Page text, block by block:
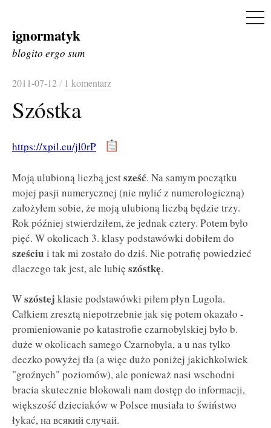
Skip
to
ignormatyk
blogito ergo sum
2011-07-12/ 1 komentarz
Szóstka
https://xpil.eu/jl0rP
Moją ulubioną liczbą jestsześć. Na samym początku
mojej pasji numerycznej (nie mylić z numerologiczną)
założyłem sobie, że moją ulubioną liczbą będzie trzy.
Rok później stwierdziłem, że jednak cztery. Potem było
pięć. W okolicach 3. klasy podstawówki dobiłem do
sześciu i tak mi zostało do dziś. Nie potrafię powiedzieć
dlaczego tak jest, ale lubię szóstkę.
Wszóstej klasie podstawówki piłem płyn Lugola.
Całkiem zresztą niepotrzebnie jak się potem okazało -
promieniowanie po katastrofie czarnobylskiej było b.
duże w okolicach samego Czarnobyla, a u nas tylko
deczko powyżej tła (a więc dużo poniżej jakichkolwiek
"groźnych" poziomów), ale ponieważ nasi wschodni
bracia skutecznie blokowali nam dostęp do informacji,
większość dzieciaków w Polsce musiała to świństwo
łykać, на всякий случай.